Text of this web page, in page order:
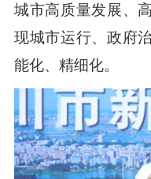
城市高质量发展、
现城市运行、政府
能化、精细化。